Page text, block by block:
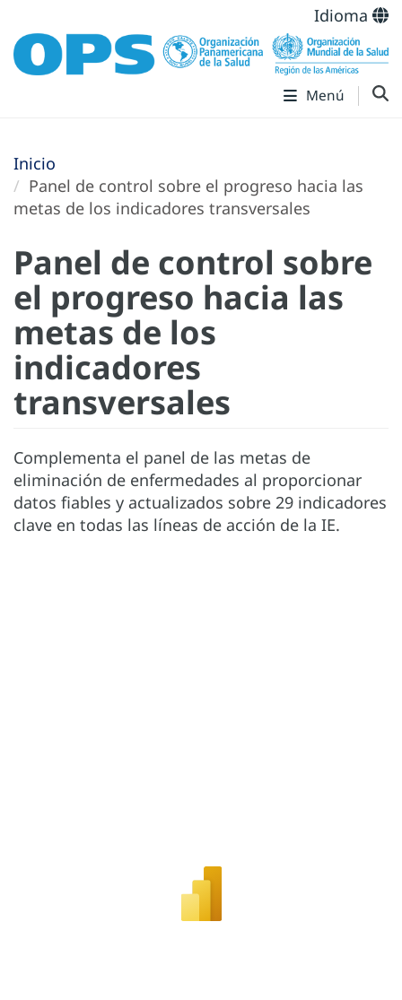
Idioma
Menú
Inicio
Panel de control sobre el progreso hacia las
metas de los indicadores transversales
Panel de control sobre
el progreso hacia las
metas de los
indicadores
transversales
Complementa el panel de las metas de
eliminación de enfermedades al proporcionar
datos fiables y actualizados sobre 29 indicadores
clave en todas las líneas de acción de la IE.